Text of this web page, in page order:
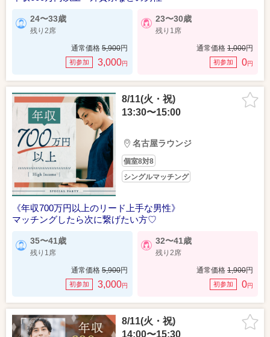
24〜33歳
残り2席
通常価格 5,900円
初参加 3,000円
23〜30歳
残り1席
通常価格 1,000円
初参加 0円
8/11(火・祝)
13:30〜15:00
名古屋ラウンジ
個室8対8
シングルマッチング
《年収700万円以上のリード上手な男性》
マッチングしたら次に繋げたい方♡
35〜41歳
残り1席
通常価格 5,900円
初参加 3,000円
32〜41歳
残り2席
通常価格 1,900円
初参加 0円
8/11(火・祝)
14:00〜15:30